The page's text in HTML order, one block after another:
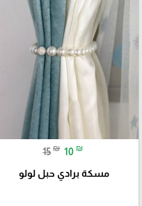
15 ₪ 10 ₪
مسكة برادي حبل لولو